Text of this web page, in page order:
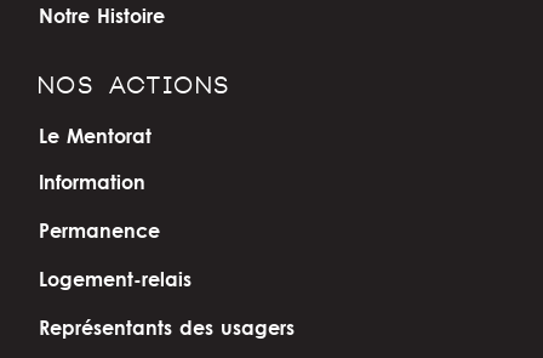
Notre Histoire
NOS ACTIONS
Le Mentorat
Information
Permanence
Logement-relais
Représentants des usagers